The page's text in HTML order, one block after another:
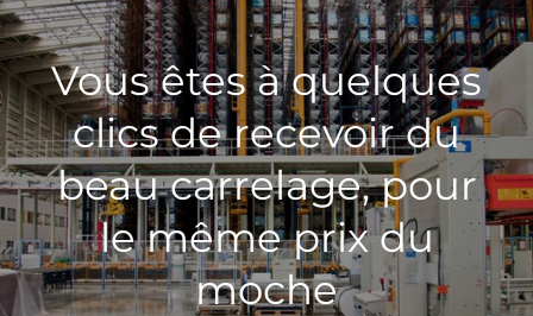
Vous êtes à quelques
clics de recevoir du
beau carrelage, pour
le même prix du
moche